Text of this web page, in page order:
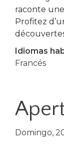
raconte
Profitez
Idiomas
Francés
Domingo,